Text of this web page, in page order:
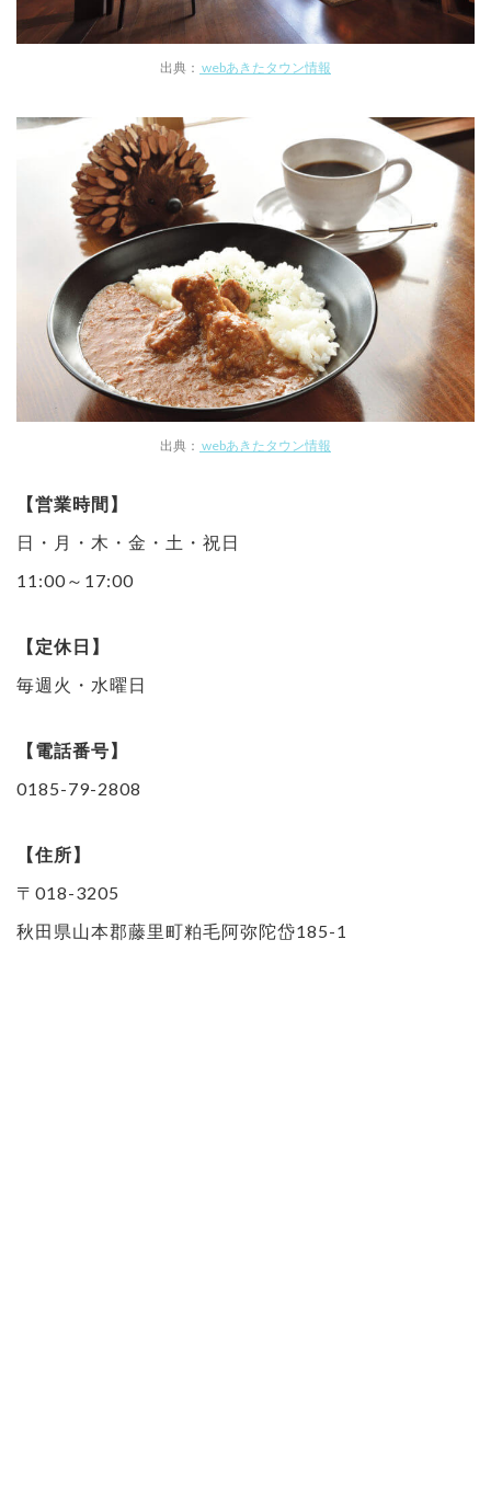
出典： webあきたタウン情報
出典： webあきたタウン情報
【営業時間】
日・月・木・金・土・祝日
11:00～17:00
【定休日】
毎週火・水曜日
【電話番号】
0185-79-2808
【住所】
〒018-3205
秋田県山本郡藤里町粕毛阿弥陀岱185-1